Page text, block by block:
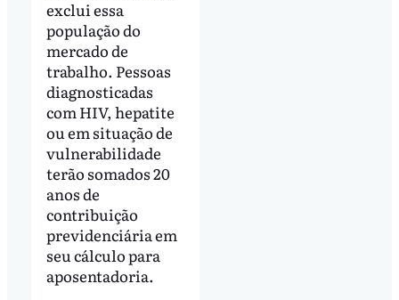
exclui essa
população do
mercado de
trabalho. Pessoas
diagnosticadas
com HIV, hepatite
ou em situação de
vulnerabilidade
terão somados 20
anos de
contribuição
previdenciária em
seu cálculo para
aposentadoria.